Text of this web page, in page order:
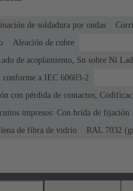
de soldadura por ondas
Aleación de cobre
de acoplamiento, Sn sobre Ni
a IEC 60603-2
con pérdida de contactos,
impresos: Con brida de fijación
de fibra de vidrio
RAL 7032